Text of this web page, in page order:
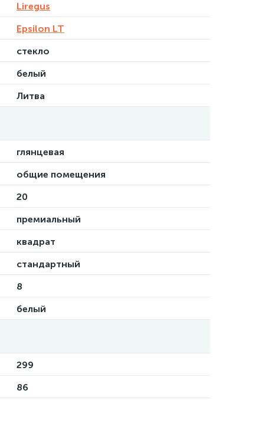
Liregus
Epsilon LT
стекло
белый
Литва
глянцевая
общие помещения
20
премиальный
квадрат
стандартный
8
белый
299
86